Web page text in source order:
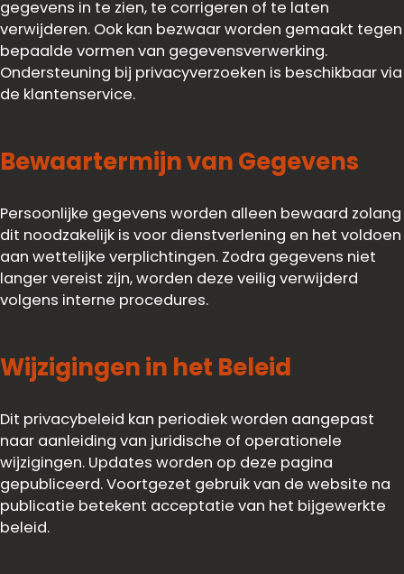
gegevens in te zien, te corrigeren of te laten
verwijderen. Ook kan bezwaar worden gemaakt tegen
bepaalde vormen van gegevensverwerking.
Ondersteuning bij privacyverzoeken is beschikbaar via
de klantenservice.
Bewaartermijn van Gegevens
Persoonlijke gegevens worden alleen bewaard zolang
dit noodzakelijk is voor dienstverlening en het voldoen
aan wettelijke verplichtingen. Zodra gegevens niet
langer vereist zijn, worden deze veilig verwijderd
volgens interne procedures.
Wijzigingen in het Beleid
Dit privacybeleid kan periodiek worden aangepast
naar aanleiding van juridische of operationele
wijzigingen. Updates worden op deze pagina
gepubliceerd. Voortgezet gebruik van de website na
publicatie betekent acceptatie van het bijgewerkte
beleid.